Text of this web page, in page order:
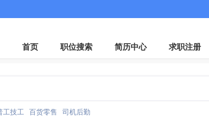
首页 职位搜索 简历中心 求职注册
工技工 百货零售 司机后勤